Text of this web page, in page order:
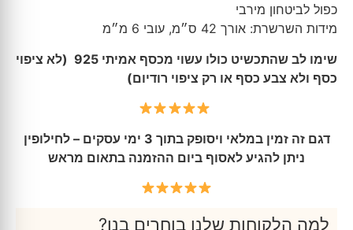
כפול לביטחון מירבי
מידות השרשרת: אורך 42 ס״מ, עובי 6 מ״מ
שימו לב שהתכשיט כולו עשוי מכסף אמיתי 925 (לא ציפוי
כסף ולא צבע כסף או רק ציפוי רודיום)
דגם זה זמין במלאי ויסופק בתוך 3 ימי עסקים – לחילופין
ניתן להגיע לאסוף ביום ההזמנה בתאום מראש
למה הלקוחות שלנו בוחרים בנו?